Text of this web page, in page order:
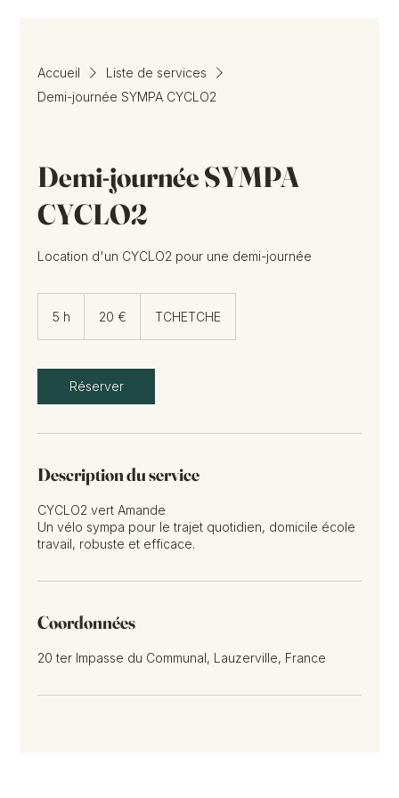
Accueil
Liste de services
Demi-journée SYMPA CYCLO2
Demi-journée SYMPA
CYCLO2
Location d'un CYCLO2 pour une demi-journée
5 h 20 € TCHETCHE
Réserver
Description du service
CYCLO2 vert Amande
Un vélo sympa pour le trajet quotidien, domicile école
travail, robuste et efficace.
Coordonnées
20 ter Impasse du Communal, Lauzerville, France